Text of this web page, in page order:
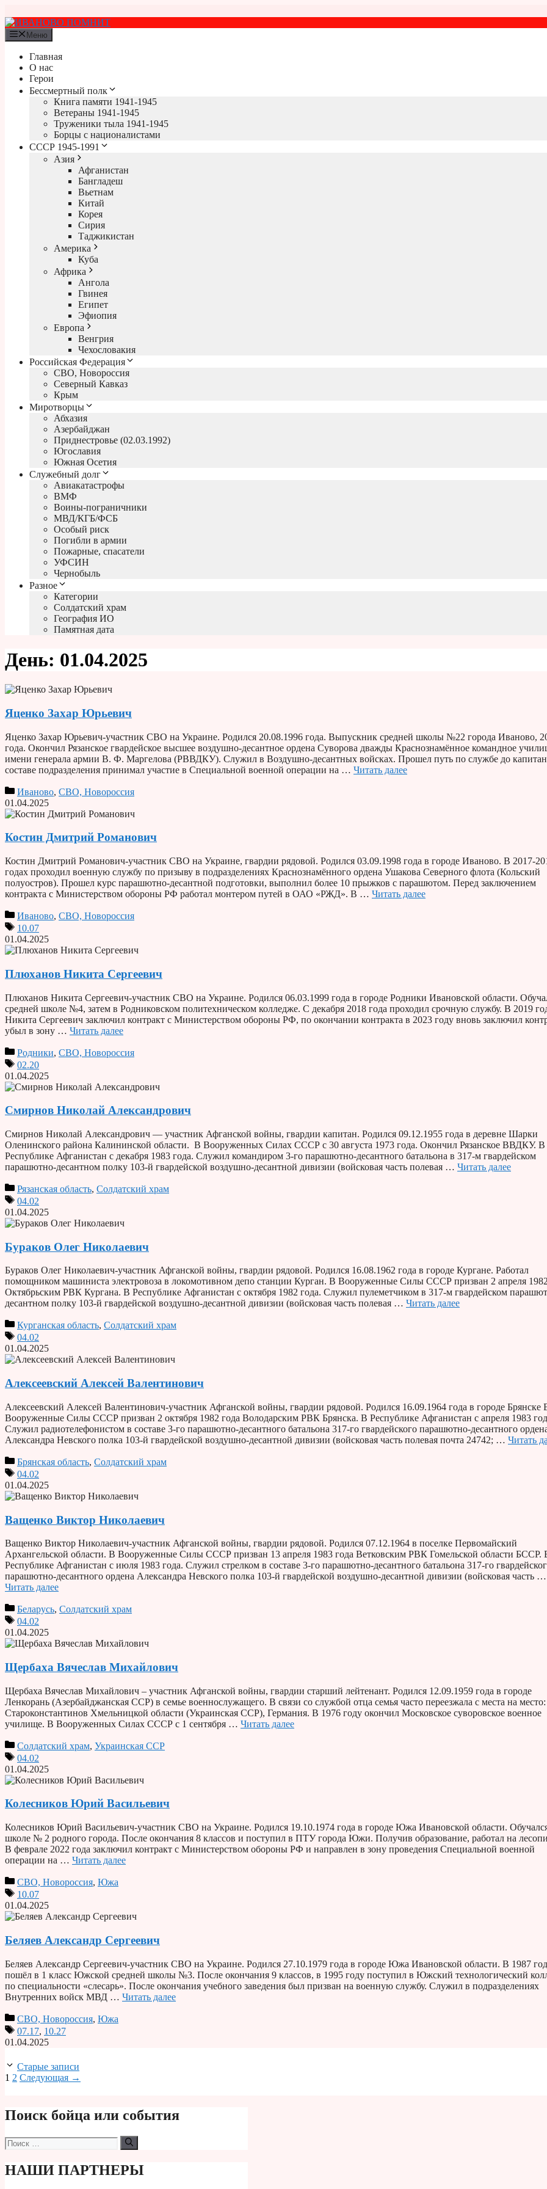
к
содержимому
Меню
Главная
О нас
Герои
Бессмертный полк
Книга памяти 1941-1945
Ветераны 1941-1945
Труженики тыла 1941-1945
Борцы с националистами
СССР 1945-1991
Азия
Афганистан
Бангладеш
Вьетнам
Китай
Корея
Сирия
Таджикистан
Америка
Куба
Африка
Ангола
Гвинея
Египет
Эфиопия
Европа
Венгрия
Чехословакия
Российская Федерация
СВО, Новороссия
Северный Кавказ
Крым
Миротворцы
Абхазия
Азербайджан
Приднестровье (02.03.1992)
Югославия
Южная Осетия
Служебный долг
Авиакатастрофы
ВМФ
Воины-пограничники
МВД/КГБ/ФСБ
Особый риск
Погибли в армии
Пожарные, спасатели
УФСИН
Чернобыль
Разное
Категории
Солдатский храм
География ИО
Памятная дата
День: 01.04.2025
Яценко Захар Юрьевич
Яценко Захар Юрьевич-участник СВО на Украине. Родился 20.08.1996 года. Выпускник средней школы №22 города Иваново,
года. Окончил Рязанское гвардейское высшее воздушно-десантное ордена Суворова дважды Краснознамённое командное
имени генерала армии В. Ф. Маргелова (РВВДКУ). Служил в Воздушно-десантных войсках. Прошел путь по службе до
составе подразделения принимал участие в Специальной военной операции на … Читать далее
Иваново, СВО, Новороссия
01.04.2025
Костин Дмитрий Романович
Костин Дмитрий Романович-участник СВО на Украине, гвардии рядовой. Родился 03.09.1998 года в городе Иваново. В 2017-
годах проходил военную службу по призыву в подразделениях Краснознамённого ордена Ушакова Северного флота (Кольский
полуостров). Прошел курс парашютно-десантной подготовки, выполнил более 10 прыжков с парашютом. Перед заключением
контракта с Министерством обороны РФ работал монтером путей в ОАО «РЖД». В … Читать далее
Иваново, СВО, Новороссия
10.07
01.04.2025
Плюханов Никита Сергеевич
Плюханов Никита Сергеевич-участник СВО на Украине. Родился 06.03.1999 года в городе Родники Ивановской области.
средней школе №4, затем в Родниковском политехническом колледже. С декабря 2018 года проходил срочную службу. В 2019
Никита Сергеевич заключил контракт с Министерством обороны РФ, по окончании контракта в 2023 году вновь заключил
убыл в зону … Читать далее
Родники, СВО, Новороссия
02.20
01.04.2025
Смирнов Николай Александрович
Смирнов Николай Александрович — участник Афганской войны, гвардии капитан. Родился 09.12.1955 года в деревне Шарки
Оленинского района Калининской области. В Вооруженных Силах СССР с 30 августа 1973 года. Окончил Рязанское ВВДКУ. В
Республике Афганистан с декабря 1983 года. Служил командиром 3-го парашютно-десантного батальона в 317-м гвардейском
парашютно-десантном полку 103-й гвардейской воздушно-десантной дивизии (войсковая часть полевая … Читать далее
Рязанская область, Солдатский храм
04.02
01.04.2025
Бураков Олег Николаевич
Бураков Олег Николаевич-участник Афганской войны, гвардии рядовой. Родился 16.08.1962 года в городе Кургане. Работал
помощником машиниста электровоза в локомотивном депо станции Курган. В Вооруженные Силы СССР призван 2 апреля
Октябрьским РВК Кургана. В Республике Афганистан с октября 1982 года. Служил пулеметчиком в 317-м гвардейском
десантном полку 103-й гвардейской воздушно-десантной дивизии (войсковая часть полевая … Читать далее
Курганская область, Солдатский храм
04.02
01.04.2025
Алексеевский Алексей Валентинович
Алексеевский Алексей Валентинович-участник Афганской войны, гвардии рядовой. Родился 16.09.1964 года в городе Брянске
Вооруженные Силы СССР призван 2 октября 1982 года Володарским РВК Брянска. В Республике Афганистан с апреля 1983
Служил радиотелефонистом в составе 3-го парашютно-десантного батальона 317-го гвардейского парашютно-десантного
Александра Невского полка 103-й гвардейской воздушно-десантной дивизии (войсковая часть полевая почта 24742; … Читать
Брянская область, Солдатский храм
04.02
01.04.2025
Ващенко Виктор Николаевич
Ващенко Виктор Николаевич-участник Афганской войны, гвардии рядовой. Родился 07.12.1964 в поселке Первомайский
Архангельской области. В Вооруженные Силы СССР призван 13 апреля 1983 года Ветковским РВК Гомельской области БССР.
Республике Афганистан с июля 1983 года. Служил стрелком в составе 3-го парашютно-десантного батальона 317-го
парашютно-десантного ордена Александра Невского полка 103-й гвардейской воздушно-десантной дивизии (войсковая часть …
Читать далее
Беларусь, Солдатский храм
04.02
01.04.2025
Щербаха Вячеслав Михайлович
Щербаха Вячеслав Михайлович – участник Афганской войны, гвардии старший лейтенант. Родился 12.09.1959 года в городе
Ленкорань (Азербайджанская ССР) в семье военнослужащего. В связи со службой отца семья часто переезжала с места на
Староконстантинов Хмельницкой области (Украинская ССР), Германия. В 1976 году окончил Московское суворовское военное
училище. В Вооруженных Силах СССР с 1 сентября … Читать далее
Солдатский храм, Украинская ССР
04.02
01.04.2025
Колесников Юрий Васильевич
Колесников Юрий Васильевич-участник СВО на Украине. Родился 19.10.1974 года в городе Южа Ивановской области.
школе № 2 родного города. После окончания 8 классов и поступил в ПТУ города Южи. Получив образование, работал на
В феврале 2022 года заключил контракт с Министерством обороны РФ и направлен в зону проведения Специальной военной
операции на … Читать далее
СВО, Новороссия, Южа
10.07
01.04.2025
Беляев Александр Сергеевич
Беляев Александр Сергеевич-участник СВО на Украине. Родился 27.10.1979 года в городе Южа Ивановской области. В 1987
пошёл в 1 класс Южской средней школы №3. После окончания 9 классов, в 1995 году поступил в Южский технологический
по специальности «слесарь». После окончания учебного заведения был призван на военную службу. Служил в подразделениях
Внутренних войск МВД … Читать далее
СВО, Новороссия, Южа
07.17, 10.27
01.04.2025
Старые записи
Страница
1 Страница
2 Следующая →
Поиск бойца или события
Поиск:
НАШИ ПАРТНЕРЫ